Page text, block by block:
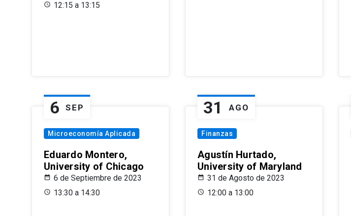
12:15 a 13:15
6 SEP
Microeconomía Aplicada
Eduardo Montero,
University of Chicago
6 de Septiembre de 2023
13:30 a 14:30
31 AGO
Finanzas
Agustín Hurtado,
University of Maryland
31 de Agosto de 2023
12:00 a 13:00